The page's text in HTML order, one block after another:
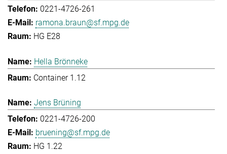
0221-4726-261
ramona.braun@sf.mpg.de
HG E28
Hella Brönneke
Container 1.12
Jens Brüning
0221-4726-200
bruening@sf.mpg.de
HG 1.22